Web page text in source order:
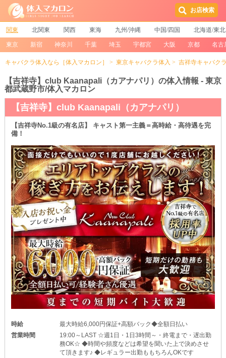
お店検索
関東 北関東 関西 東海 九州/沖縄 中国/四国 北海道/東北
東京 新宿 神奈川 千葉 埼玉 宇都宮 大阪 京都 名古
キャバクラ体入なら［体入マカロン］ 東京キャバクラ体入 吉祥寺キャバク
【吉祥寺】club Kaanapali（カアナパリ）の体入情報 - 東京
都武蔵野市/体入マカロン
【吉祥寺】club Kaanapali（カアナパリ）
【吉祥寺No.1級の有名店】 キャスト第一主義＝高時給・高待遇を完
備！
時給
最大時給6,000円保証+高額バック◆全額日払い
営業時間
19:00～LAST ☆週1日・1日3時間～・終電まで・遅出勤
務OK☆ ◆時間や頻度などは希望を聞いた上で決めさせ
て頂きます♪ ◆レギュラー出勤ももちろんOKです